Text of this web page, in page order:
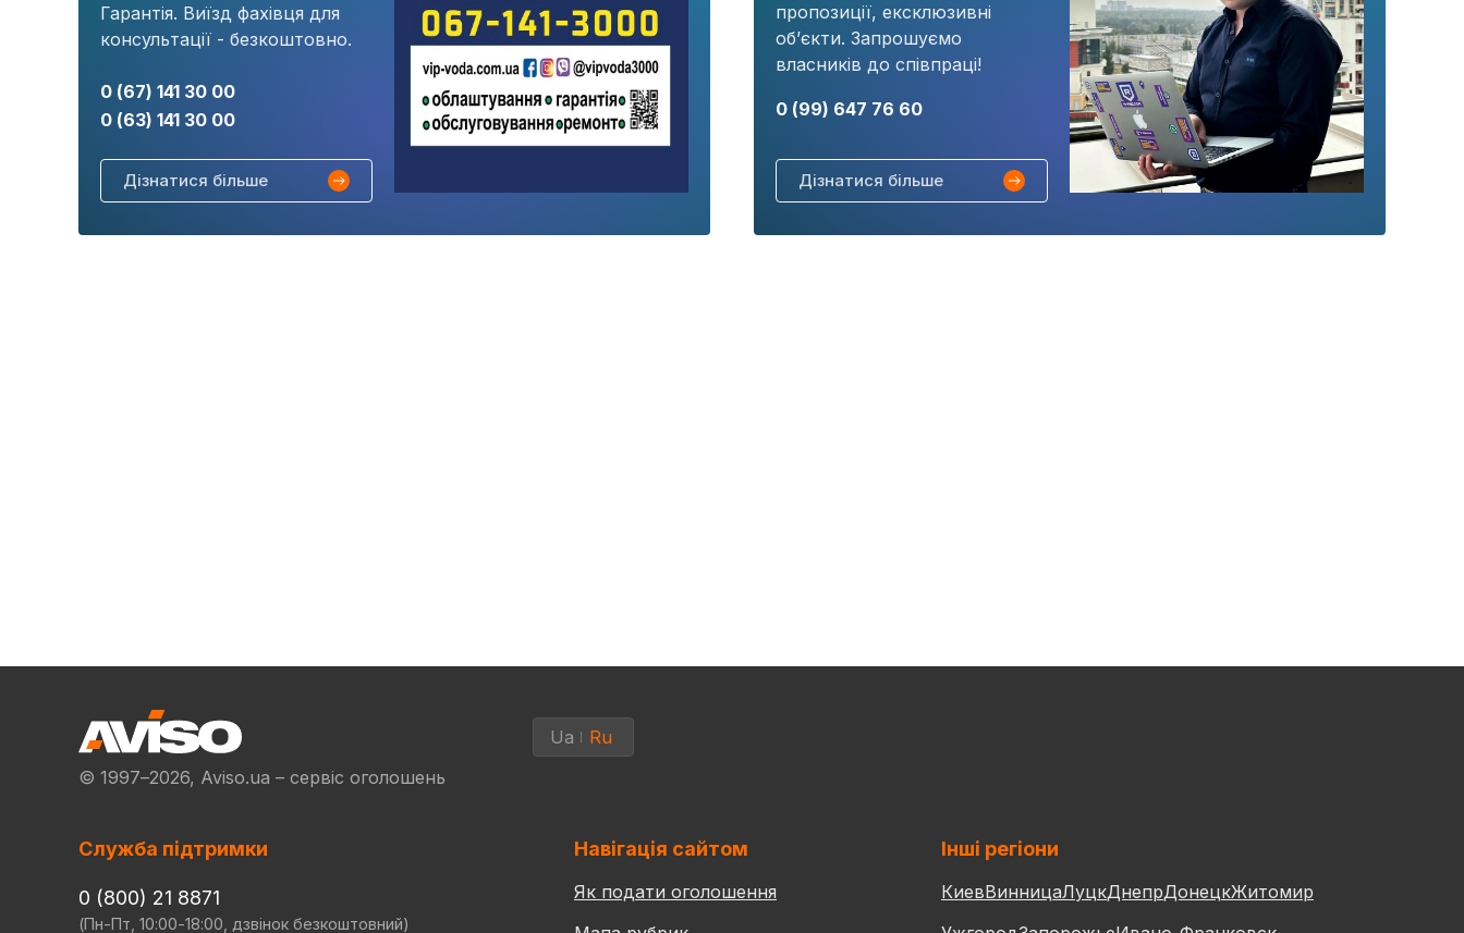
Гарантія. Виїзд фахівця для
консультації - безкоштовно.
0 (67) 141 30 00
0 (63) 141 30 00
Дізнатися більше
пропозиції, ексклюзивні
об’єкти. Запрошуємо
власників до співпраці!
0 (99) 647 76 60
Дізнатися більше
© 1997–2026, Aviso.ua – сервіс оголошень
Ua Ru
Служба підтримки
0 (800) 21 8871
(Пн-Пт, 10:00-18:00, дзвінок безкоштовний)
Навігація сайтом
Як подати оголошення
Інші регіони
КиевВинницаЛуцкДнепрДонецкЖитомир